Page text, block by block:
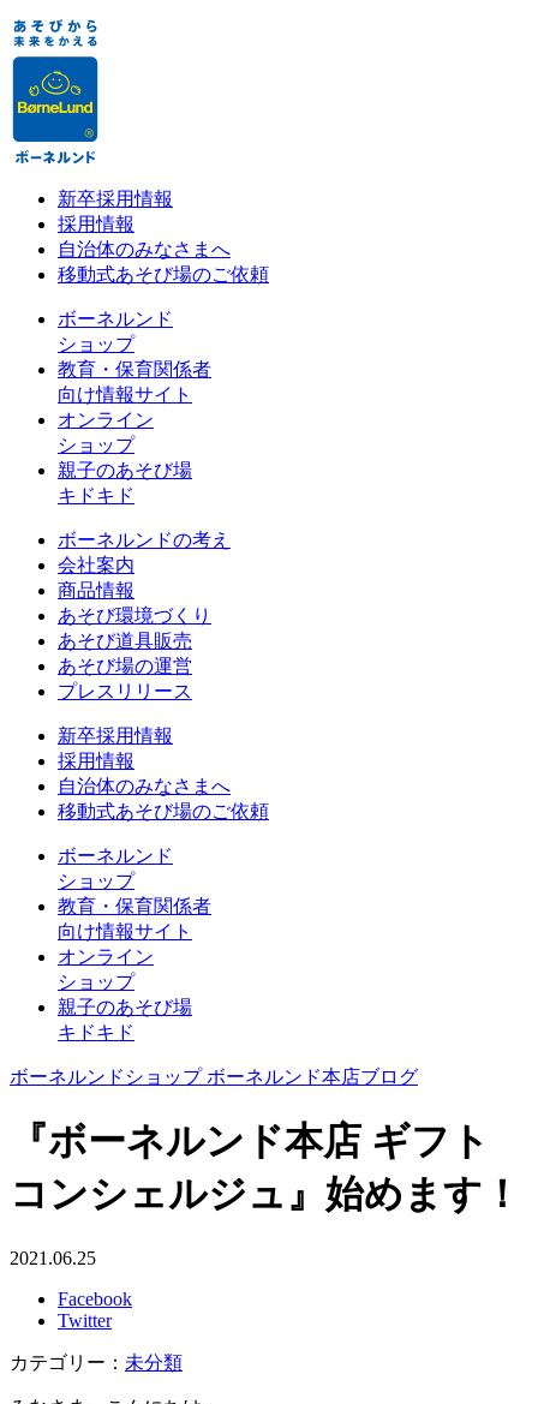
新卒採用情報
採用情報
自治体のみなさまへ
移動式あそび場のご依頼
ボーネルンド
ショップ
教育・保育関係者
向け情報サイト
オンライン
ショップ
親子のあそび場
キドキド
ボーネルンドの考え
会社案内
商品情報
あそび環境づくり
あそび道具販売
あそび場の運営
プレスリリース
新卒採用情報
採用情報
自治体のみなさまへ
移動式あそび場のご依頼
ボーネルンド
ショップ
教育・保育関係者
向け情報サイト
オンライン
ショップ
親子のあそび場
キドキド
ボーネルンドショップ ボーネルンド本店ブログ
『ボーネルンド本店 ギフト
コンシェルジュ』始めます！
2021.06.25
Facebook
Twitter
カテゴリー： 未分類